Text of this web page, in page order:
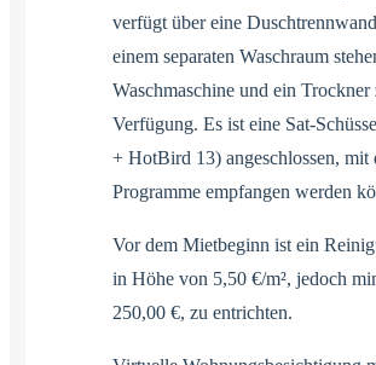
verfügt über eine
einem separaten Waschraum
Waschmaschine und ein Trockner
Verfügung. Es ist eine Sat-
+ HotBird 13) angeschlossen, mit
Programme empfangen werden
Vor dem Mietbeginn ist ein
in Höhe von 5,50 €/m², jedoch
250,00 €, zu entrichten.